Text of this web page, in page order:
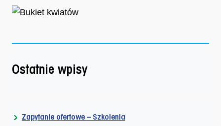
Ostatnie wpisy
Zapytanie ofertowe – Szkolenia